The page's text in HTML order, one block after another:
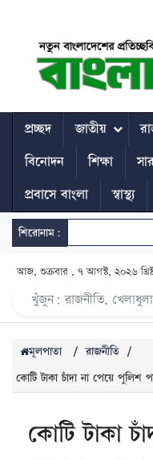
প্রচ্ছদ জাতীয়
বিনোদন
শিক্ষা
প্রবাসে বাংলা
স্বাস্থ্য
শিরোনাম:
আজ, শুক্রবার , ৭ আগস্ট, ২০২৬
মূলপাতা / রাজনীতি /
কোটি টাকা চাঁদা না পেয়ে পুলিশ
কোটি টাকা